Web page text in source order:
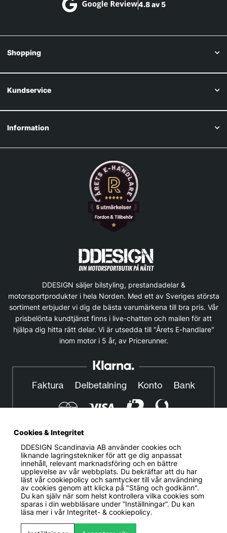
4.8 av 5
Shopping
Kundservice
Information
DDESIGN säljer bilstyling, prestandadelar &
motorsportprodukter i hela Norden. Med ett av Sveriges största
sortiment erbjuder vi dig de bästa varumärkena till bra pris. Vår
prisbelönta kundtjänst finns i live-chatten och mailen för att
hjälpa dig hitta rätt delar. Vi är utsedda till "Årets E-handlare"
inom motor i 5 år, av Pricerunner.
© DDESIGN. Alla rättigheter reserverade.
Om oss|Privacy policy|Cookiepolicy|Köp- och
leveransvillkor
Telefonnummer: 019-507 40 01
Helgfria vardagar 10:00-12:00
DDESIGN Scandinavia AB Organisationsnummer:
Cookies & Integritet
DDESIGN Scandinavia ABanvänder cookies och
liknande lagringstekniker för att ge dig anpassat
innehåll, relevant marknadsföring och en bättre
upplevelse av vår webbplats. Du bekräftar att du har
läst vår cookiepolicy och samtycker till vår användning
av cookies genom att klicka på "Stäng och godkänn".
Du kan själv när som helst kontrollera vilka cookies som
sparas i din webbläsare under ”Inställningar”. Du kan
läsa mer i vår Integritet- & cookiepolicy.